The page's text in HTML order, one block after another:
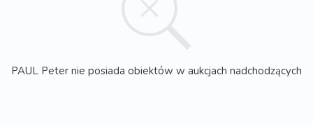
PAUL Peter nie posiada obiektów w aukcjach nadchodzących